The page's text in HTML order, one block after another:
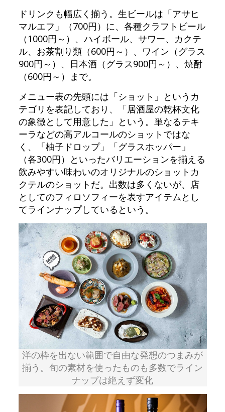
ドリンクも幅広く揃う。生ビールは「アサヒ
マルエフ」（700円）に、各種クラフトビール
（1000円～）、ハイボール、サワー、カクテ
ル、お茶割り類（600円～）、ワイン（グラス
900円～）、日本酒（グラス900円～）、焼酎
（600円～）まで。
メニュー表の先頭には「ショット」というカ
テゴリを表記しており、「居酒屋の乾杯文化
の象徴として用意した」という。単なるテキ
ーラなどの高アルコールのショットではな
く、「柚子ドロップ」「グラスホッパー」
（各300円）といったバリエーションを揃える
飲みやすい味わいのオリジナルのショットカ
クテルのショットだ。出数は多くないが、店
としてのフィロソフィーを表すアイテムとし
てラインナップしているという。
洋の枠を出ない範囲で自由な発想のつまみが
揃う。旬の素材を使ったものも多数でライン
ナップは絶えず変化